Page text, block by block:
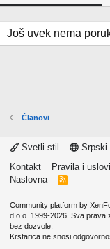
Još uvek nema
Članovi
Svetli stil
Srpski
Kontakt
Pravila i
Naslovna
R
Community platform by
d.o.o. 1999-2026. Sva prava
bez dozvole.
Krstarica ne snosi